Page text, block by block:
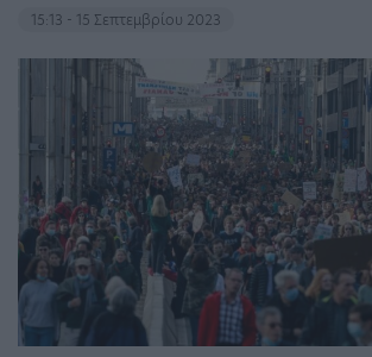
15:13 - 15 Σεπτεμβρίου 2023